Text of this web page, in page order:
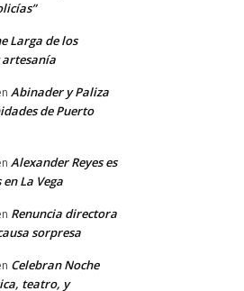
Larga de los
artesanía
Abinader y Paliza
de Puerto
Alexander Reyes es
La Vega
Renuncia directora
sorpresa
Celebran Noche
teatro, y